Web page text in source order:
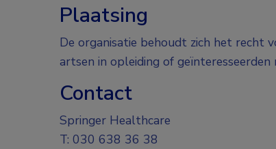
Plaatsing
De organisatie behoudt zich het recht
artsen in opleiding of geïnteresseerden
Contact
Springer Healthcare
T: 030 638 36 38